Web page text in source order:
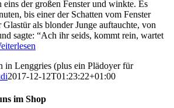
der großen Fenster und winkte. Es
bis einer der Schatten vom Fenster
als blonder Junge auftauchte, von
sagte: “Ach ihr seids, kommt rein, wartet
in Lenggries (plus ein Plädoyer für
2017-12-12T01:23:22+01:00
im Shop